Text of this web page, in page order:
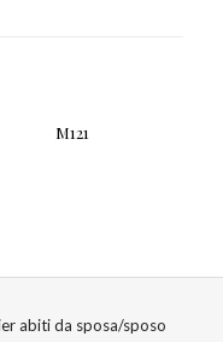
M121
abiti da sposa/sposo